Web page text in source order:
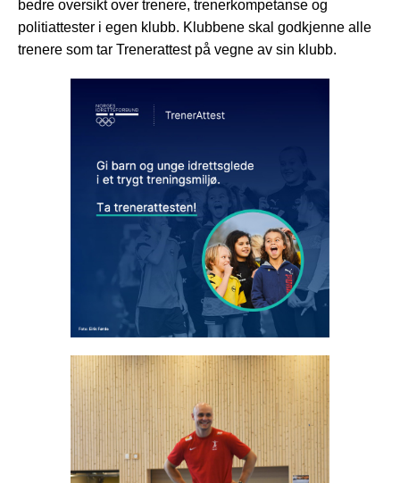
bedre oversikt over trenere, trenerkompetanse og
politiattester i egen klubb. Klubbene skal godkjenne alle
trenere som tar Trenerattest på vegne av sin klubb.